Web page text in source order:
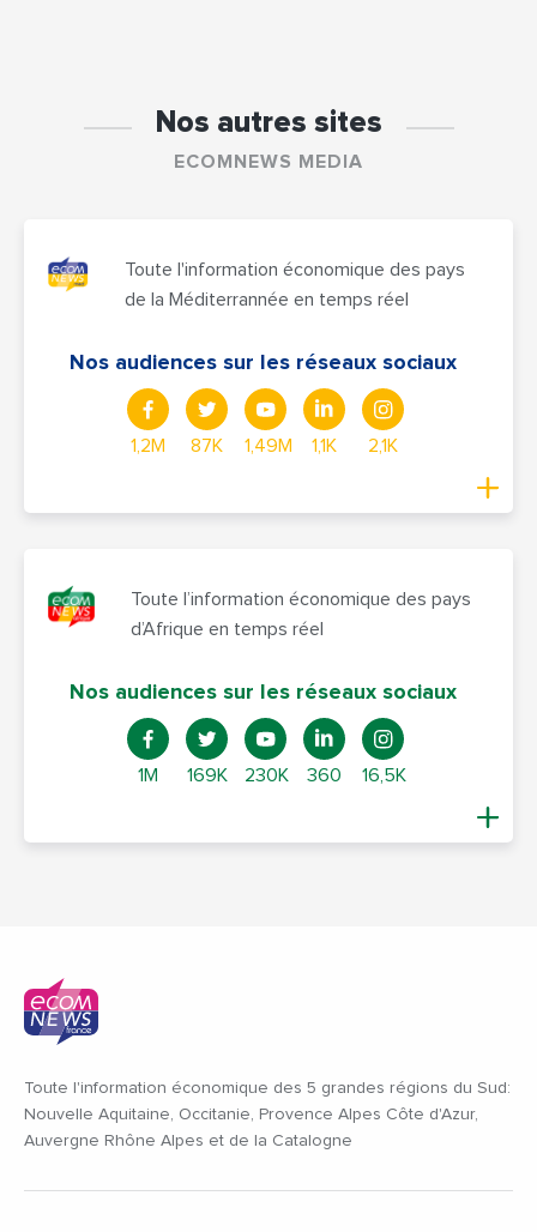
Nos autres sites
ECOMNEWS MEDIA
Toute l'information économique des pays
de la Méditerrannée en temps réel
Nos audiences sur les réseaux sociaux
1,2M 87K 1,49M 1,1K 2,1K
Toute l’information économique des pays
d’Afrique en temps réel
Nos audiences sur les réseaux sociaux
1M 169K 230K 360 16,5K
Toute l'information économique des 5 grandes régions du Sud:
Nouvelle Aquitaine, Occitanie, Provence Alpes Côte d'Azur,
Auvergne Rhône Alpes et de la Catalogne